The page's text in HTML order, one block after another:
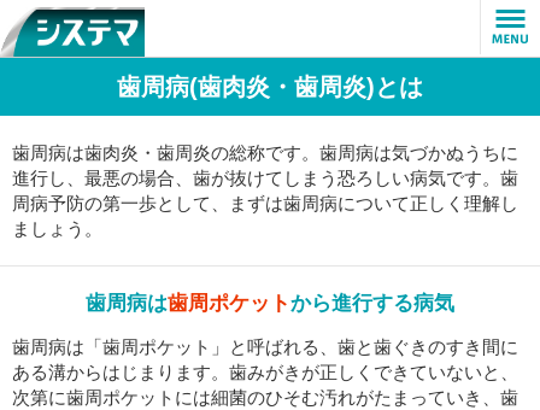
ブランドラインアップ
- システマ
- システマハグキプラスプレミアム
システマの約束
歯周病(歯肉炎・歯周炎)とは
歯周病は歯肉炎・歯周炎の総称です。歯周病は気づかぬうちに
進行し、最悪の場合、歯が抜けてしまう恐ろしい病気です。歯
周病予防の第一歩として、まずは歯周病について正しく理解し
ましょう。
歯周病は歯周ポケットから進行する病気
歯周病は「歯周ポケット」と呼ばれる、歯と歯ぐきのすき間に
ある溝からはじまります。歯みがきが正しくできていないと、
次第に歯周ポケットには細菌のひそむ汚れがたまっていき、歯